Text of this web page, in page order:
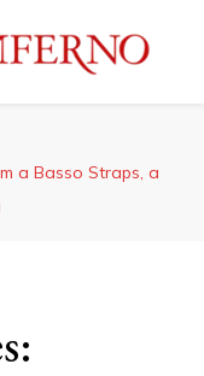
a Basso Straps, a